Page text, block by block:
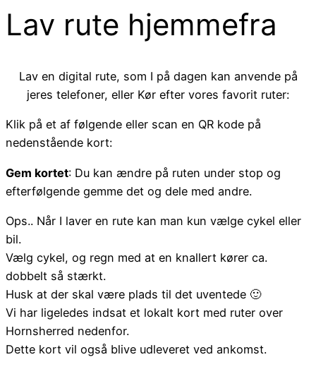
Lav rute hjemmefra
Lav en digital rute, som I på dagen kan anvende på
jeres telefoner, eller Kør efter vores favorit ruter:
Klik på et af følgende eller scan en QR kode på
nedenstående kort:
Gem kortet: Du kan ændre på ruten under stop og
efterfølgende gemme det og dele med andre.
Ops.. Når I laver en rute kan man kun vælge cykel eller
bil.
Vælg cykel, og regn med at en knallert kører ca.
dobbelt så stærkt.
Husk at der skal være plads til det uventede 🙂
Vi har ligeledes indsat et lokalt kort med ruter over
Hornsherred nedenfor.
Dette kort vil også blive udleveret ved ankomst.